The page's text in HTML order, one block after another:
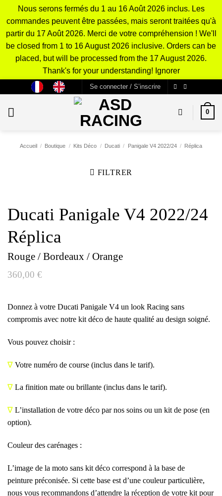
Nous serons fermés du 1 au 16 Août 2026 inclus. Les
commandes peuvent être passées, mais seront traitées qu'à
partir du 17 Août 2026. Merci de votre compréhension ! We'll
be closed from 1 to 16 August 2026 inclusive. Orders can be
placed, but will be processed from the 17 August 2026.
Thank's for your understanding! Ignorer
contenu
Se connecter / S’inscrire
0
Accueil / Boutique / Kits Déco / Ducati / Panigale V4 2022/24 / Réplica
FILTRER
Ducati Panigale V4 2022/24
Réplica
Rouge / Bordeaux / Orange
360,00 €
Donnez à votre Ducati Panigale V4 un look Racing sans
compromis avec notre kit déco de haute qualité au design soigné.
Vous pouvez choisir :
∇ Votre numéro de course (inclus dans le tarif).
∇ La finition mate ou brillante (inclus dans le tarif).
∇ L’installation de votre déco par nos soins ou un kit de pose (en
option).
Couleur des carénages :
L’image de la moto sans kit déco correspond à la base de
peinture préconisée. Si cette base est d’une couleur particulière,
nous vous recommandons d’attendre la réception de votre kit pour